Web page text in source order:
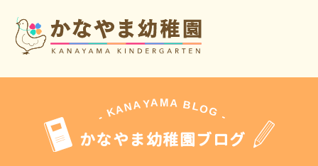
- KANAYA MA BLOG -
かなやま幼稚園ブログ